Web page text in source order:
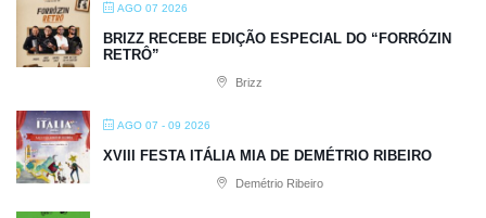
AGO 07 2026
BRIZZ RECEBE EDIÇÃO ESPECIAL DO “FORRÓZIN
RETRÔ”
Brizz
AGO 07 - 09 2026
XVIII FESTA ITÁLIA MIA DE DEMÉTRIO RIBEIRO
Demétrio Ribeiro